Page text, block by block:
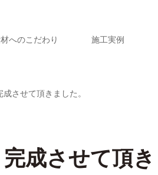
へのこだわり 施工実例
させて頂きました。
成させて頂き